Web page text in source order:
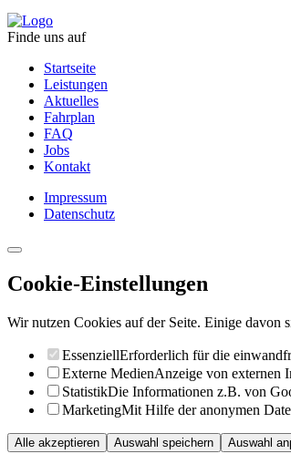
Finde uns auf
Startseite
Leistungen
Aktuelles
Fahrplan
FAQ
Jobs
Kontakt
Impressum
Datenschutz
Cookie-Einstellungen
Wir nutzen Cookies auf der Seite. Einige davon
EssenziellErforderlich für die
Externe MedienAnzeige von externen
StatistikDie Informationen z.B. von
MarketingMit Hilfe der anonymen
Alle akzeptieren Auswahl speichern Auswahl